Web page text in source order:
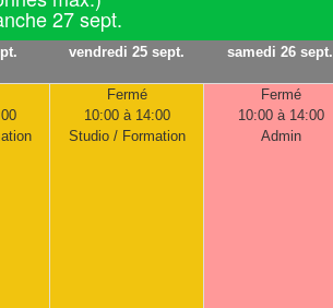
27 sept.
vendredi 25 sept. samedi 26 sept.
Fermé
10:00 à 14:00
Studio / Formation
Fermé
10:00 à 14:00
Admin